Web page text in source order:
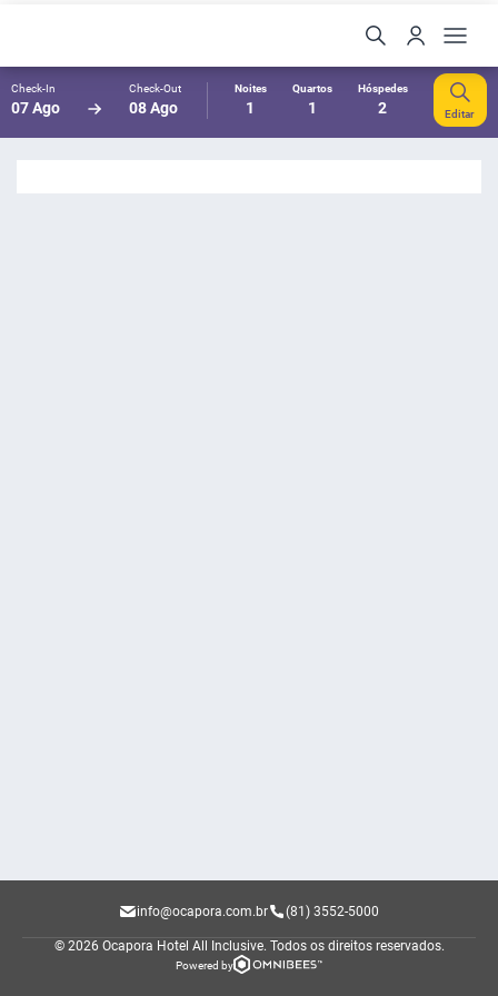
Check-In
07 Ago
Check-Out
08 Ago
Noites
1
Quartos
1
Hóspedes
2 Editar
info@ocapora.com.br (81) 3552-5000
© 2026 Ocapora Hotel All Inclusive. Todos os direitos reservados.
Powered by